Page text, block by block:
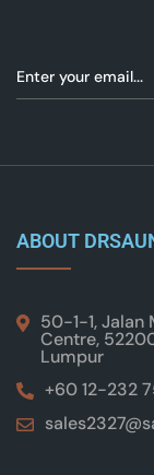
ABOUT
50-1-1, Jalan
Centre,
Lumpur
+60 12-232